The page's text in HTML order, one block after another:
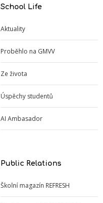
School Life
Aktuality
Proběhlo na GMVV
Ze života
Úspěchy studentů
AI Ambasador
Public Relations
Školní magazín REFRESH